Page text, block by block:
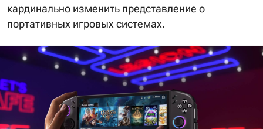
кардинально изменить представление о
портативных игровых системах.